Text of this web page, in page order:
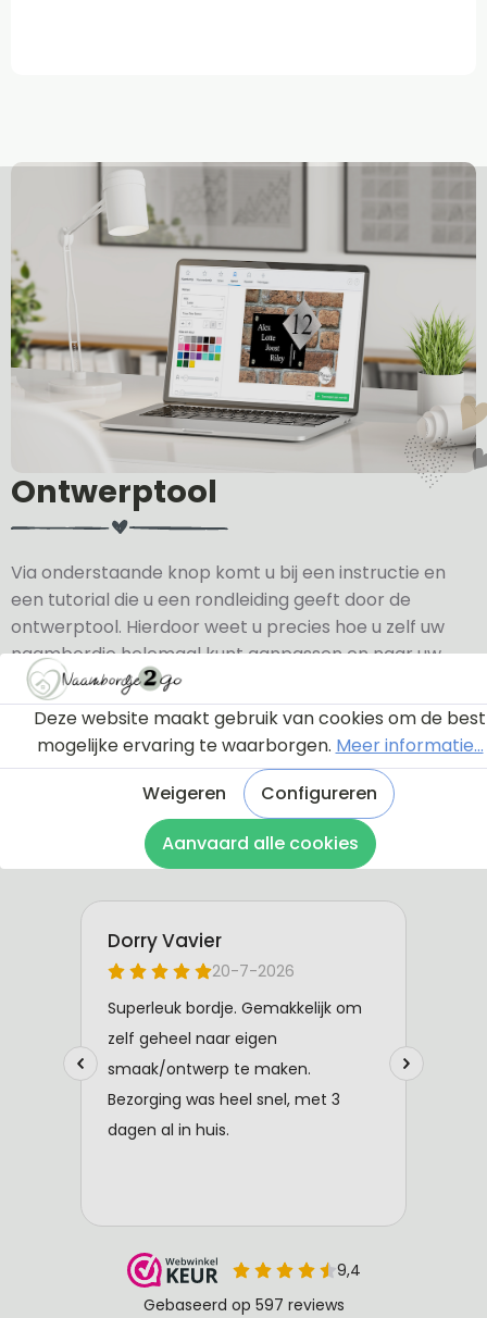
Ontwerptool
Via onderstaande knop komt u bij een instructie en
een tutorial die u een rondleiding geeft door de
ontwerptool. Hierdoor weet u precies hoe u zelf uw
naambordje helemaal kunt aanpassen en naar uw
eigen smaak kunt ontwerpen.
Bekijk de instructie
Deze website maakt gebruik van cookies om de best
mogelijke ervaring te waarborgen. Meer informatie...
Weigeren
Configureren
Aanvaard alle cookies